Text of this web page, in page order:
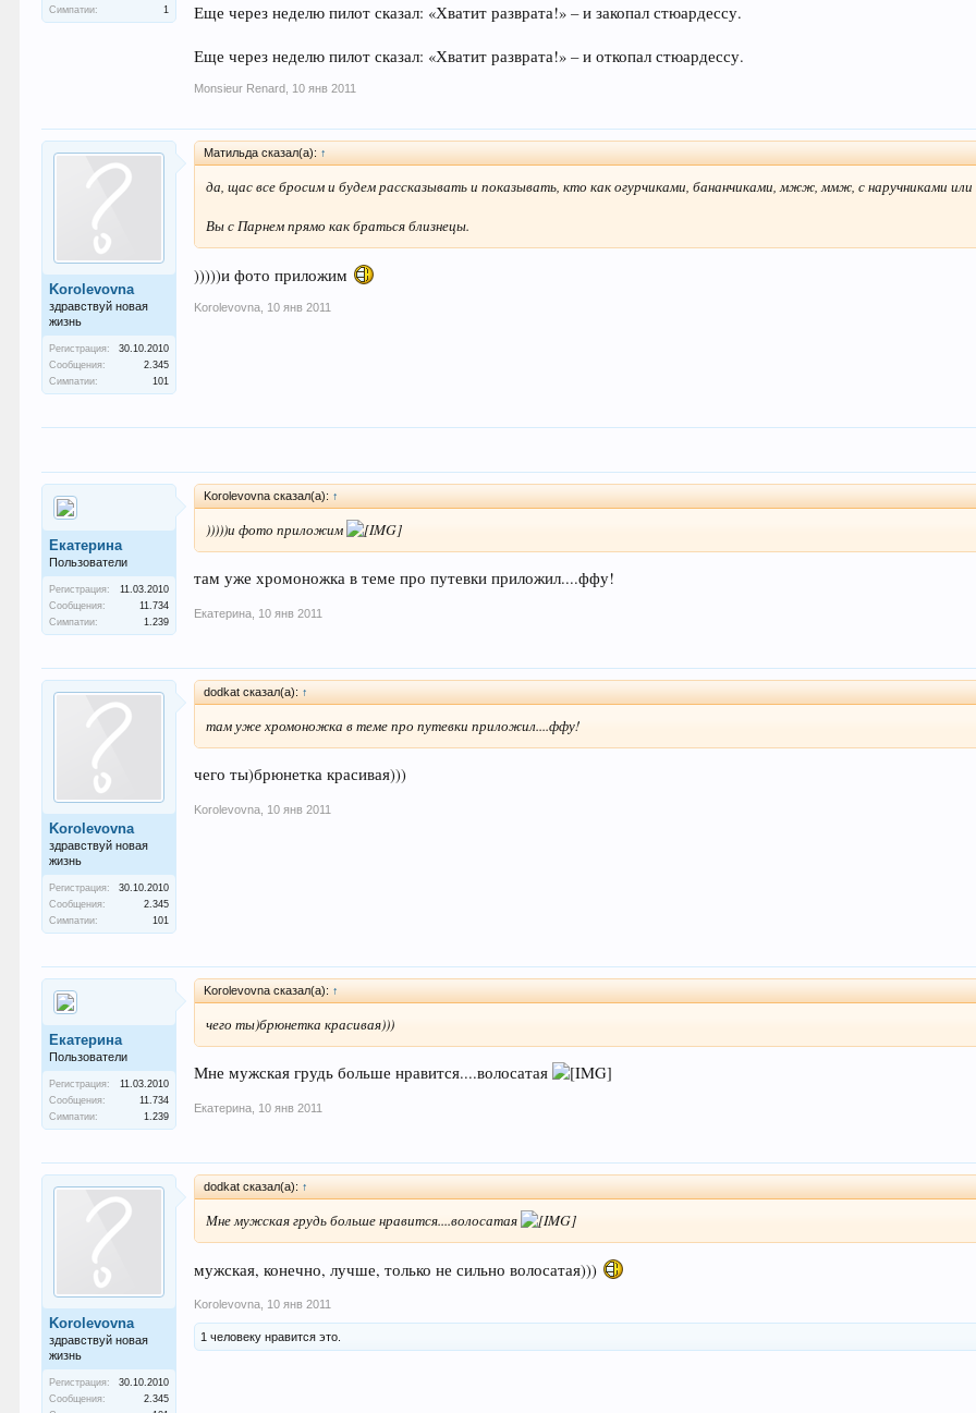
Симпатии:
1 Еще через неделю пилот сказал: «Хватит разврата!» – и закопал стюардессу.
Еще через неделю пилот сказал: «Хватит разврата!» – и откопал стюардессу.
Monsieur Renard 10 янв 2011
Korolevovna
здравствуй новая
жизнь
Регистрация:
30.10.2010
Сообщения:
2.345
Симпатии:
101
Матильда сказал(а): ↑
да, щас все бросим и будем рассказывать и показывать, кто как огурчиками, бананчиками, мжж, ммж, с наручниками или
Вы с Парнем прямо как браться близнецы.
)))))и фото приложим
Korolevovna 10 янв 2011
Екатерина
Пользователи
Регистрация:
11.03.2010
Сообщения:
11.734
Симпатии:
1.239
Korolevovna сказал(а): ↑
)))))и фото приложим
там уже хромоножка в теме про путевки приложил....ффу!
Екатерина 10 янв 2011
Korolevovna
здравствуй новая
жизнь
Регистрация:
30.10.2010
Сообщения:
2.345
Симпатии:
101
dodkat сказал(а): ↑
там уже хромоножка в теме про путевки приложил....ффу!
чего ты)брюнетка красивая)))
Korolevovna 10 янв 2011
Екатерина
Пользователи
Регистрация:
11.03.2010
Сообщения:
11.734
Симпатии:
1.239
Korolevovna сказал(а): ↑
чего ты)брюнетка красивая)))
Мне мужская грудь больше нравится....волосатая
Екатерина 10 янв 2011
Korolevovna
здравствуй новая
жизнь
Регистрация:
30.10.2010
Сообщения:
2.345
dodkat сказал(а): ↑
Мне мужская грудь больше нравится....волосатая
мужская, конечно, лучше, только не сильно волосатая)))
Korolevovna 10 янв 2011
1 человеку нравится это.